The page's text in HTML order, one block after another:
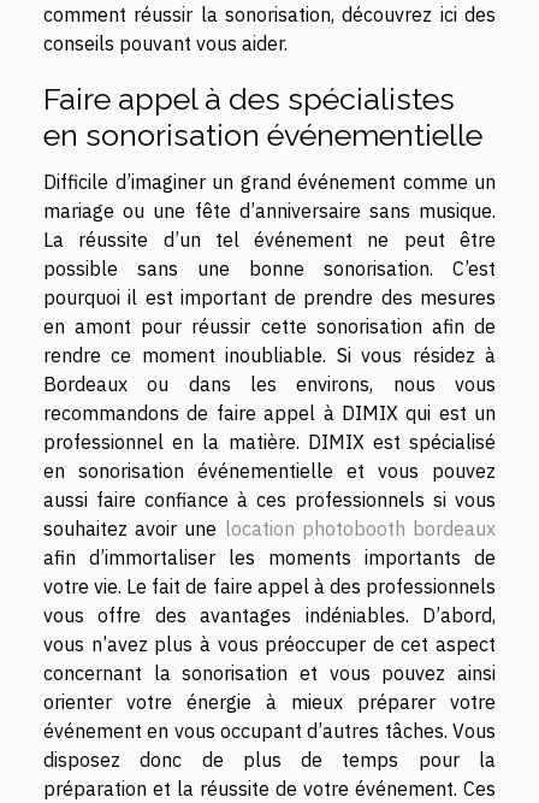
comment réussir la sonorisation, découvrez ici des
conseils pouvant vous aider.
Faire appel à des spécialistes
en sonorisation événementielle
Difficile d’imaginer un grand événement comme un
mariage ou une fête d’anniversaire sans musique.
La réussite d’un tel événement ne peut être
possible sans une bonne sonorisation. C’est
pourquoi il est important de prendre des mesures
en amont pour réussir cette sonorisation afin de
rendre ce moment inoubliable. Si vous résidez à
Bordeaux ou dans les environs, nous vous
recommandons de faire appel à DIMIX qui est un
professionnel en la matière. DIMIX est spécialisé
en sonorisation événementielle et vous pouvez
aussi faire confiance à ces professionnels si vous
souhaitez avoir une location photobooth bordeaux
afin d’immortaliser les moments importants de
votre vie. Le fait de faire appel à des professionnels
vous offre des avantages indéniables. D’abord,
vous n’avez plus à vous préoccuper de cet aspect
concernant la sonorisation et vous pouvez ainsi
orienter votre énergie à mieux préparer votre
événement en vous occupant d’autres tâches. Vous
disposez donc de plus de temps pour la
préparation et la réussite de votre événement. Ces